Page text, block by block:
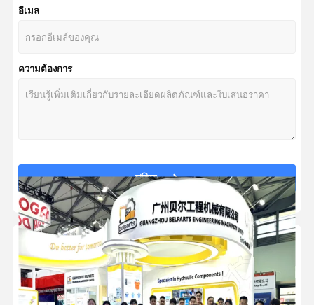
ส่วนไดรฟ์สุดท้ายขุด
หน่วยขุด
ปั๊มเกียร์ไฮดรอลิก
มอเตอร์พัดลมไฮดรอลิก
จอภาพขุด
วาล์วระบายของรถขุด
กระบอกสูบไฮดรอลิกของรถขุด
การประกอบเครื่องยนต์ดีเซล
EX210-5 EX200-3 Excavator Travel Reducer 9150472 Hitachi อะไหล่ระ
404-00098C 401-00470A รถขุด DX300 DH300-5 DH300-7 S300LC-V กระ
PC60-6 PC60-7 SK60-3 Komatsu Gearbox 201-60-67200 Komatsu
31Q6-40020 Hitachi Gearbox R220-9 R225-9 R220LC-9s Hitachi Final
SA7117-34050 14528735 กระปุกเกียร์สำหรับ Excavator EC240 EC240B
ZAX120 ZAX130 ZX120-3 กระปุกเกียร์สำหรับเดินทาง 9180731 9181123
SH200A3 CX210 Excavator กระปุกเกียร์ YN15V00051F4 ความต้านทานก
K1011413A ชุดลดเกียร์สำหรับการเดินทาง DH258-7 DX260 DH255-5 ส่ว
อีเมล
ความต้องการ
চালিয়ে